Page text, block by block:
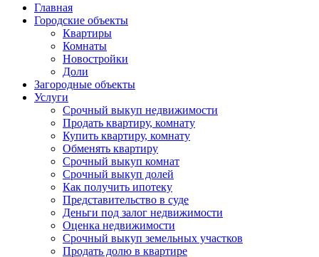
Главная
Городские объекты
Квартиры
Комнаты
Новостройки
Доли
Загородные объекты
Услуги
Срочный выкуп недвижимости
Продать квартиру, комнату
Купить квартиру, комнату
Обменять квартиру
Срочный выкуп комнат
Срочный выкуп долей
Как получить ипотеку
Представительство в суде
Деньги под залог недвижимости
Оценка недвижимости
Срочный выкуп земельных участков
Продать долю в квартире